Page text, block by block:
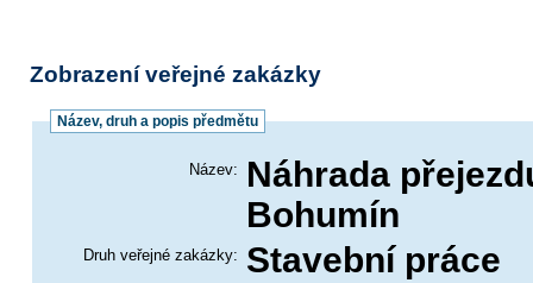
Zobrazení veřejné zakázky
Název, druh a popis předmětu
Název:
Náhrada
Bohumín
Druh veřejné zakázky: Stavební práce